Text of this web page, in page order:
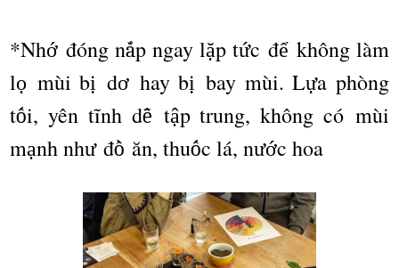
*Nhớ đóng nắp ngay lặp tức để không làm
lọ mùi bị dơ hay bị bay mùi. Lựa phòng
tối, yên tĩnh dễ tập trung, không có mùi
mạnh nhưđồ ăn, thuốc lá, nước hoa